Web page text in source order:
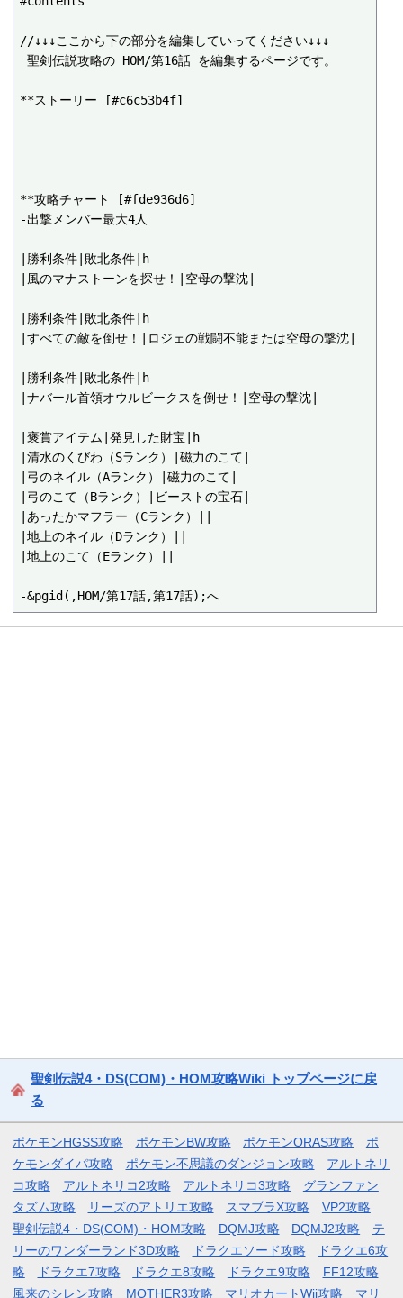
//↓↓↓ここから下の部分を編集していってください↓↓↓
聖剣伝説攻略の HOM/第16話 を編集するページです。
**ストーリー [#c6c53b4f]
**攻略チャート [#fde936d6]
-出撃メンバー最大4人
|勝利条件|敗北条件|h
|風のマナストーンを探せ！|空母の撃沈|
|勝利条件|敗北条件|h
|すべての敵を倒せ！|ロジェの戦闘不能または空母の撃沈|
|勝利条件|敗北条件|h
|ナバール首領オウルビークスを倒せ！|空母の撃沈|
|褒賞アイテム|発見した財宝|h
|清水のくびわ（Sランク）|磁力のこて|
|弓のネイル（Aランク）|磁力のこて|
|弓のこて（Bランク）|ビーストの宝石|
|あったかマフラー（Cランク）||
|地上のネイル（Dランク）||
|地上のこて（Eランク）||
聖剣伝説4・DS(COM)・HOM攻略Wiki トップページに戻
る
ポケモンHGSS攻略 ポケモンBW攻略 ポケモンORAS攻略
ポ
ケモンダイパ攻略
ポケモン不思議のダンジョン攻略
アルトネリ
コ攻略
アルトネリコ2攻略 アルトネリコ3攻略
グランファン
タズム攻略
リーズのアトリエ攻略 スマブラX攻略
VP2攻略
聖剣伝説4・DS(COM)・HOM攻略
DQMJ攻略 DQMJ2攻略
テ
リーのワンダーランド3D攻略
ドラクエソード攻略
ドラクエ6攻
略
ドラクエ7攻略 ドラクエ8攻略 ドラクエ9攻略
FF12攻略
風来のシレン攻略
MOTHER3攻略 マリオカートWii攻略 マリ